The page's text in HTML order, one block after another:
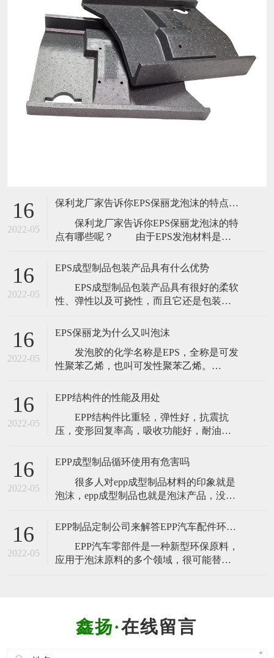
16
2022-05
保利龙厂家告诉你EPS保丽龙泡沫的特点有哪些
保利龙厂家告诉你EPS保丽龙泡沫的特
点有哪些呢？ 由于EPS发泡材料是一
特性，越来越被人们认识，因此EPE珍珠棉
和其它工业用材方面，它比传统的用材性
能更好，成本更低，档次更高，美观大
材
16
2022-05
EPS成型制品包装产品具有什么优势
EPS成型制品包装产品具有很好的柔软
性、弹性以及可挠性，而且它还是包装领
的应用，到底EPS成型制品包装产品具有什
么优势呢？ EEPS成型制品包装产品的
材料是无毒、无味、无腐蚀性，具有良好
的阻燃性能，耐高温、隔热、隔音、耐
16
2022-05
EPS保丽龙为什么又叫泡沫
发泡胶的化学名称是EPS，全称是可发
性聚苯乙烯，也叫可发性聚苯乙烯。
泡胶，台湾俗称发泡胶。EPS聚苯乙烯泡沫
成的一种材料，通常被称为“泡沫塑料”。加
热成型时，可根据不同发泡比例制作一次
16
2022-05
EPP结构件的性能及用处
EPP结构件比重轻，弹性好，抗震抗
压，变形回复率高，吸收功能好，耐油，
水，绝缘，耐热(-40 ~ 130℃)，无毒无味，
正的环保泡沫塑料。EPP结构部件珠粒可以
在成型机的模具中成型为各种形状的EPP结
16
2022-05
EPP成型制品循环使用有危害吗
很多人对epp成型制品材料的印象就是
泡沫，epp成型制品也就是泡沫产品，没觉
问epp成型制品循环使用会不会有危害。
是新型的泡沫塑料，我们从几个方面来比
较它和普通泡沫的区别。 1、同等密度
16
2022-05
EPP制品定制公司来解答EPP汽车配件环保原材料可以定制吗
EPP汽车零部件是一种新型环保原料，
应用于泡沫原料的多个领域，很可能替代
料，比如Epp汽车配件。EPP汽车配件弹性
在线留言